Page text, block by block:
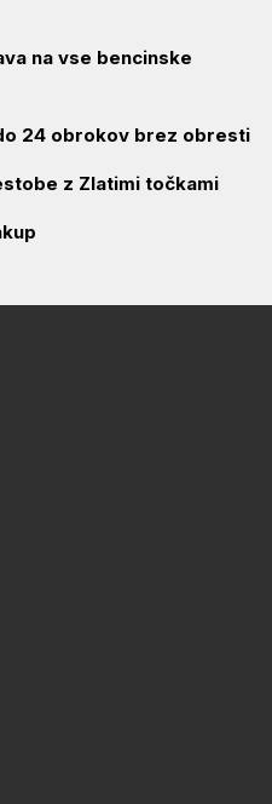
na vse bencinske
24 obrokov brez obresti
z Zlatimi točkami